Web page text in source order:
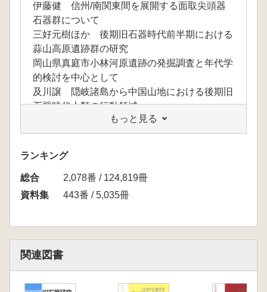
伊藤健 信州/南関東間を展開する面取尖頭器
石器群について
三好元樹ほか 後期旧石器時代前半期における
蒜山高原遺跡群の研究
岡山県真庭市小林河原遺跡の発掘調査と年代学
的検討を中心として
及川譲 隠岐諸島から中国山地における後期旧
石器時代人類の行動領域
岩瀬 彬ほか 複製した後期旧石器時代前半期
の刃部磨製石斧を用いた実験痕跡研究
尾田識好ほか 武蔵台遺跡X層における人類の
居住年代
夏木大吾 石器の向きと遺跡形成過程:北海道
吉井沢遺跡の事例
地蔵田遺跡の居住年代
北海道大正3遺跡から出土した縄文時代草創期
もっと見る
ランキング
総合
2,078番 / 124,819冊
資料集
443番 / 5,035冊
関連図書